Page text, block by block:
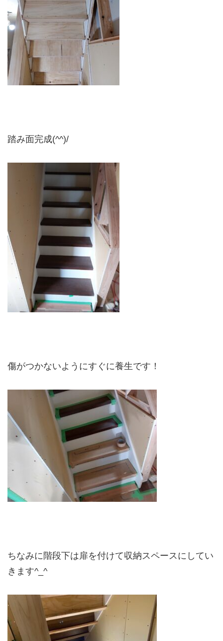
踏み面完成(^^)/
傷がつかないようにすぐに養生です！
ちなみに階段下は扉を付けて収納スペースにしてい
きます^_^